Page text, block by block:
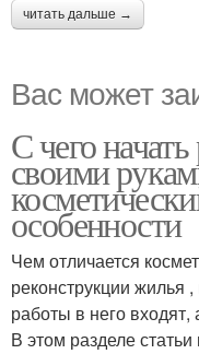
читать дальше →
Вас может
С чего
своими
особенности
Чем отличается
реконструкции жилья
работы в него входят,
В этом разделе